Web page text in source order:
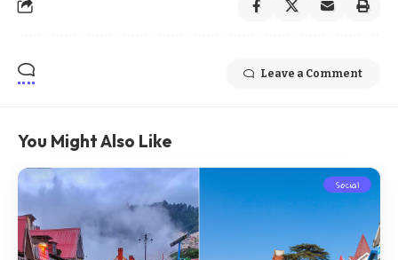
Leave a Comment
You Might Also Like
Social